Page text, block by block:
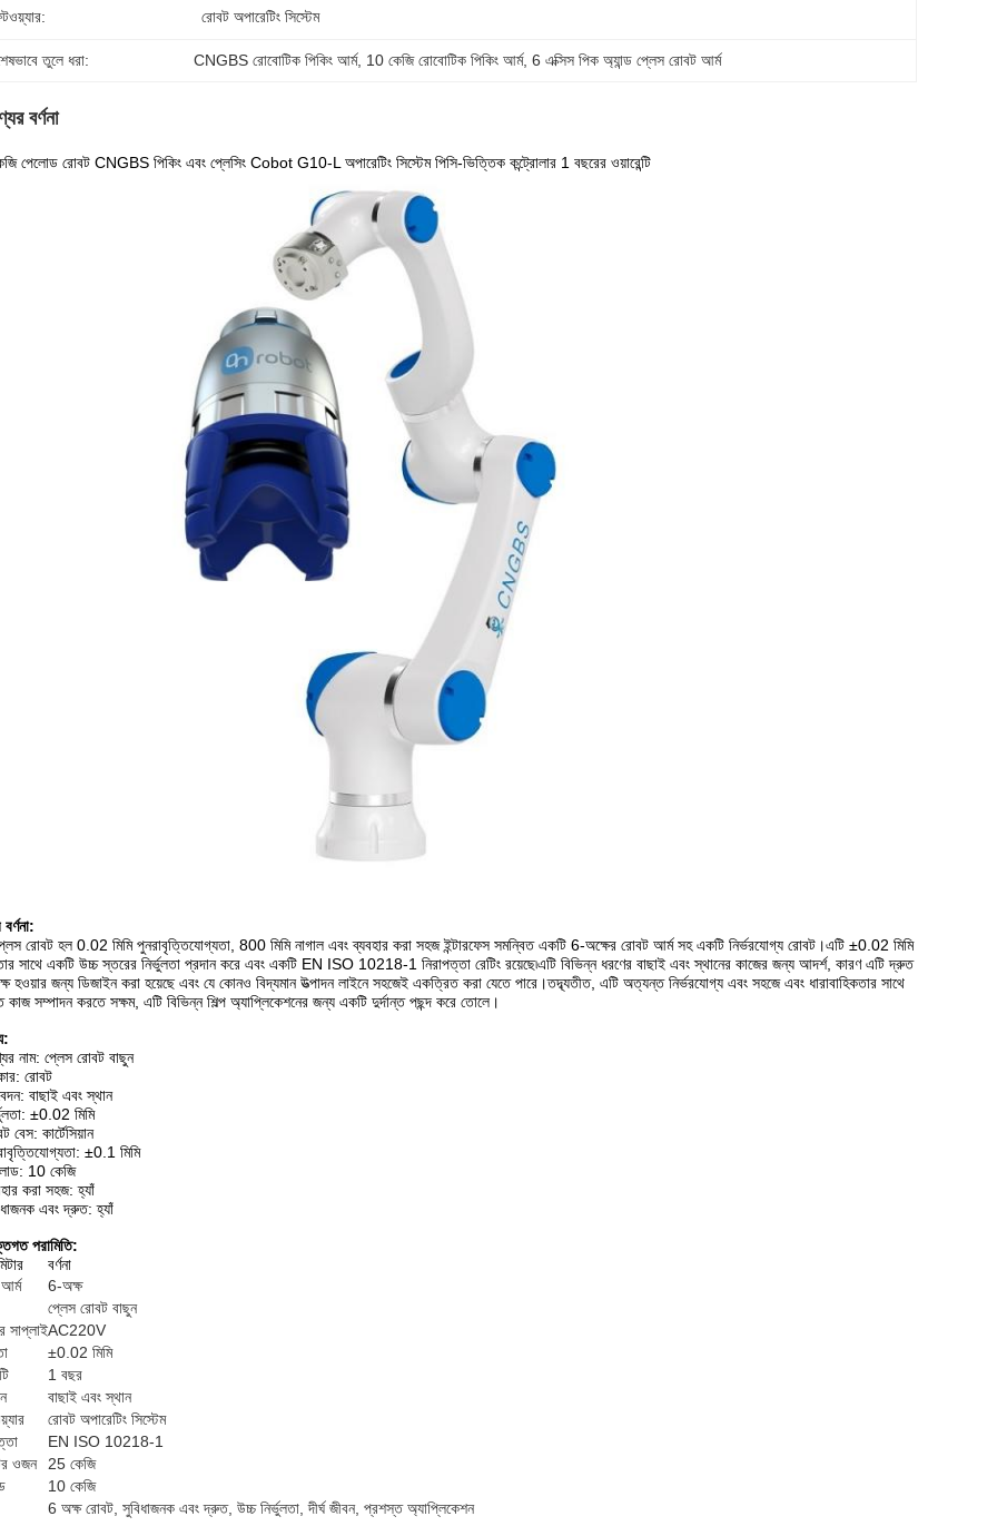
রোবট অপারেটিং সিস্টেম
তুলে ধরা: CNGBS রোবোটিক পিকিং আর্ম, 10 কেজি রোবোটিক পিকিং আর্ম, 6 এক্সিস পিক অ্যান্ড প্লেস রোবট আর্ম
বর্ণনা
পেলোড রোবট CNGBS পিকিং এবং প্লেসিং Cobot G10-L অপারেটিং সিস্টেম পিসি-ভিত্তিক কন্ট্রোলার 1 বছরের ওয়ারেন্টি
রোবট হল 0.02 মিমি পুনরাবৃত্তিযোগ্যতা, 800 মিমি নাগাল এবং ব্যবহার করা সহজ ইন্টারফেস সমন্বিত একটি 6-অক্ষের রোবট আর্ম সহ একটি নির্ভরযোগ্য রোবট।এটি ±0.02 মিমি
সাথে একটি উচ্চ স্তরের নির্ভুলতা প্রদান করে এবং একটি EN ISO 10218-1 নিরাপত্তা রেটিং রয়েছে৷এটি বিভিন্ন ধরণের বাছাই এবং স্থানের কাজের জন্য আদর্শ, কারণ এটি দ্রুত
হওয়ার জন্য ডিজাইন করা হয়েছে এবং যে কোনও বিদ্যমান উত্পাদন লাইনে সহজেই একত্রিত করা যেতে পারে।তদ্ব্যতীত, এটি অত্যন্ত নির্ভরযোগ্য এবং সহজে এবং ধারাবাহিকতার সাথে
কাজ সম্পাদন করতে সক্ষম, এটি বিভিন্ন শিল্প অ্যাপ্লিকেশনের জন্য একটি দুর্দান্ত পছন্দ করে তোলে।
নাম: প্লেস রোবট বাছুন
রোবট
বাছাই এবং স্থান
±0.02 মিমি
বেস: কার্টেসিয়ান
±0.1 মিমি
10 কেজি
করা সহজ: হ্যাঁ
এবং দ্রুত: হ্যাঁ
পরামিতি:
বর্ণনা
6-অক্ষ
প্লেস রোবট বাছুন
সাপ্লাইAC220V
±0.02 মিমি
1 বছর
বাছাই এবং স্থান
রোবট অপারেটিং সিস্টেম
EN ISO 10218-1
ওজন
25 কেজি
10 কেজি
6 অক্ষ রোবট, সুবিধাজনক এবং দ্রুত, উচ্চ নির্ভুলতা, দীর্ঘ জীবন, প্রশস্ত অ্যাপ্লিকেশন